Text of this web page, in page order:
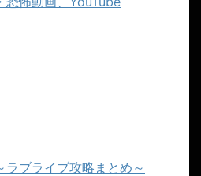
怖動画、YouTube